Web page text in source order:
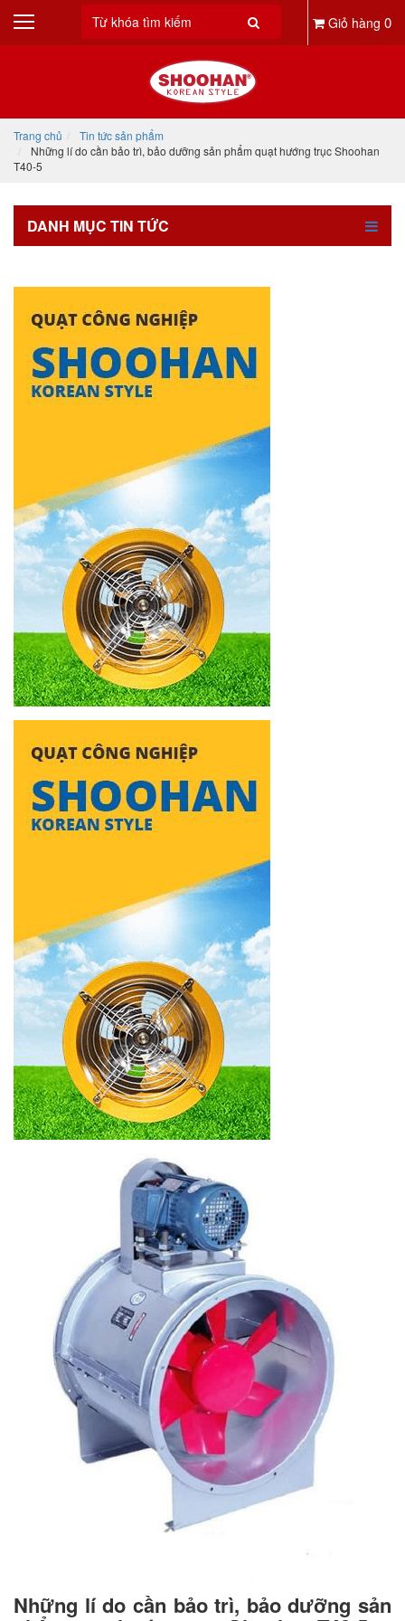
Giỏ hàng 0
Trang chủ
Tin tức sản phẩm
Những lí do cần bảo trì, bảo dưỡng sản phẩm quạt hướng trục Shoohan
T40-5
DANH MỤC TIN TỨC
Những lí do cần bảo trì, bảo dưỡng sản